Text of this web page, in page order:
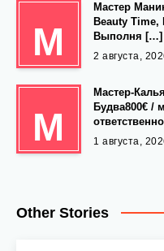
М
Мастер
Beauty Time,
Выполня […]
2 августа,
М
Мастер-
Будва800€ /
1 августа,
Other Stories